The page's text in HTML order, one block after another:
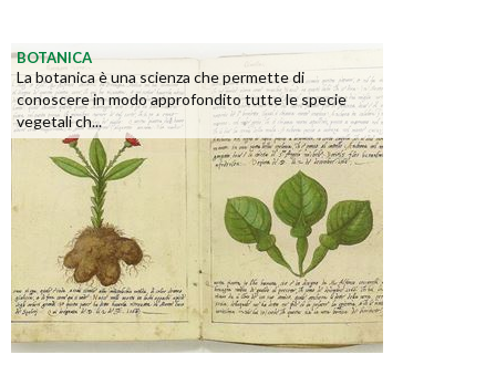
BOTANICA
La botanica è una scienza che permette di
conoscere in modo approfondito tutte le specie
vegetali ch...